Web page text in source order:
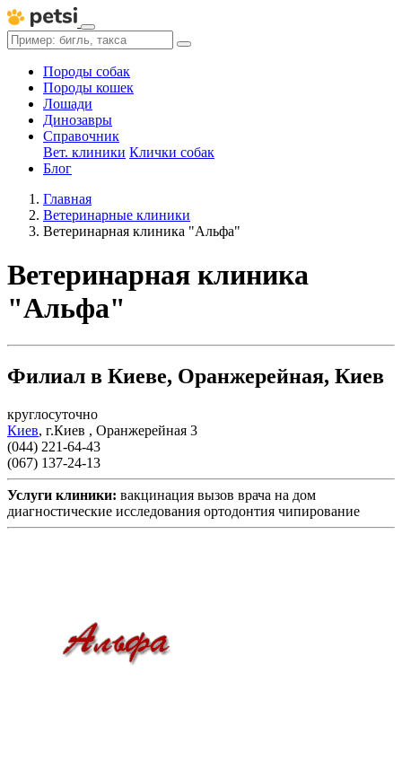
Породы собак
Породы кошек
Лошади
Динозавры
Справочник
Вет. клиники Клички собак
Блог
Главная
Ветеринарные клиники
Ветеринарная клиника "Альфа"
Ветеринарная клиника
"Альфа"
Филиал в Киеве, Оранжерейная, Киев
круглосуточно
Киев, г.Киев , Оранжерейная 3
(044) 221-64-43
(067) 137-24-13
Услуги клиники: вакцинация вызов врача на дом
диагностические исследования ортодонтия чипирование